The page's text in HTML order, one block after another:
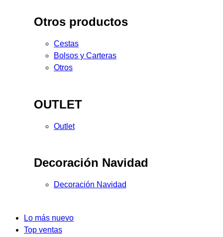
Otros productos
Cestas
Bolsos y Carteras
Otros
OUTLET
Outlet
Decoración Navidad
Decoración Navidad
Lo más nuevo
Top ventas